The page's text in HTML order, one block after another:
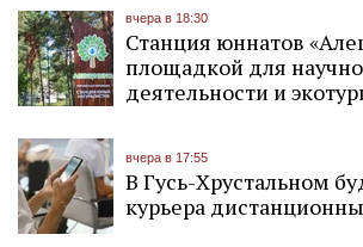
вчера в 18:30
Станция юннатов
площадкой для
деятельности и
вчера в 17:55
В Гусь-Хрустальном
курьера